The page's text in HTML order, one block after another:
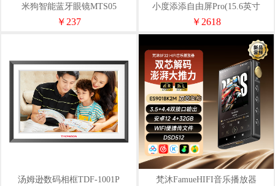
米狗智能蓝牙眼镜MTS05
￥237
小度添添自由屏Pro(15.6英寸
256G)
￥2618
汤姆逊数码相框TDF-1001P
梵沐FamueHIFI音乐播放器